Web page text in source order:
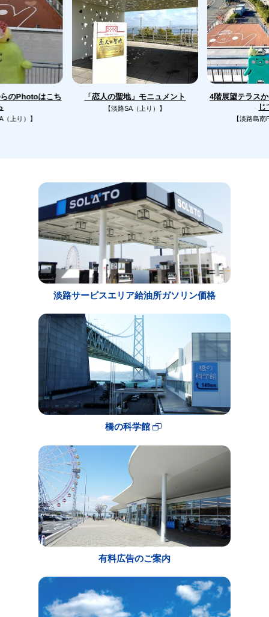
のPhotoはこち
（上り）】
「恋人の聖地」モニュメント
【淡路SA（上り）】
4階展望テラス
じ
【淡路島南
淡路サービスエリア給油所ガソリン価格
橋の科学館
有料広告のご案内